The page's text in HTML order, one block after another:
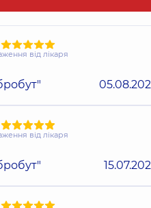
від лікаря
від лікаря